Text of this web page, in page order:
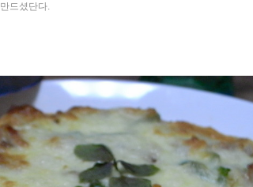
드셨단다.
«